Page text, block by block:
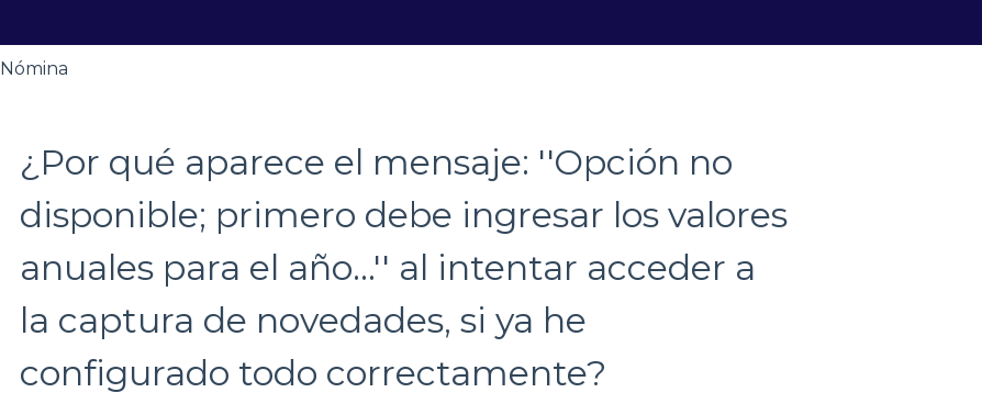
Nómina
¿Por qué aparece el mensaje: ''Opción no
disponible; primero debe ingresar los valores
anuales para el año...'' al intentar acceder a
la captura de novedades, si ya he
configurado todo correctamente?